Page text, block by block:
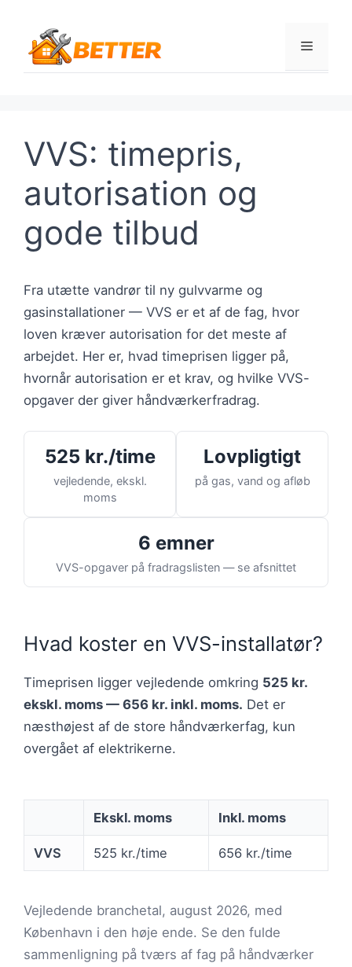
indhold
Menu
VVS: timepris,
autorisation og
gode tilbud
Fra utætte vandrør til ny gulvvarme og
gasinstallationer — VVS er et af de fag, hvor
loven kræver autorisation for det meste af
arbejdet. Her er, hvad timeprisen ligger på,
hvornår autorisation er et krav, og hvilke VVS-
opgaver der giver håndværkerfradrag.
525 kr./time
vejledende, ekskl.
moms
Lovpligtigt
på gas, vand og afløb
6 emner
VVS-opgaver på fradragslisten — se afsnittet
Hvad koster en VVS-installatør?
Timeprisen ligger vejledende omkring 525 kr.
ekskl. moms — 656 kr. inkl. moms. Det er
næsthøjest af de store håndværkerfag, kun
overgået af elektrikerne.
Ekskl. moms Inkl. moms
VVS 525 kr./time 656 kr./time
Vejledende branchetal, august 2026, med
København i den høje ende. Se den fulde
sammenligning på tværs af fag på håndværker